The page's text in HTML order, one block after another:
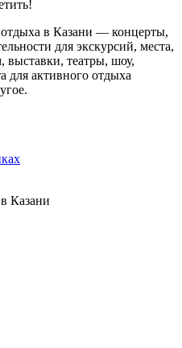
в Казани — концерты,
для экскурсий, места,
выставки, театры, шоу,
для активного отдыха
Казани